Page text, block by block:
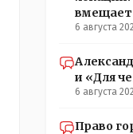
6 августа
и «Для
6 августа
Право